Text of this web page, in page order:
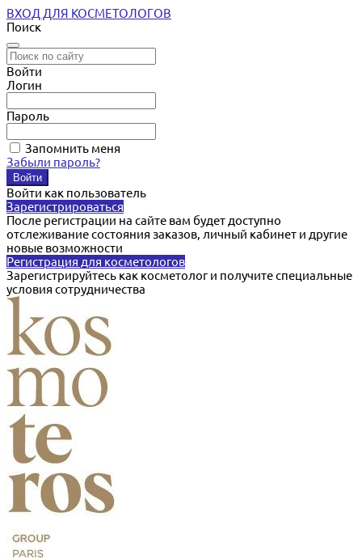
ВХОД ДЛЯ КОСМЕТОЛОГОВ
Поиск
Войти
Логин
Пароль
Запомнить меня
Забыли пароль?
Войти как пользователь
Зарегистрироваться
После регистрации на сайте вам будет доступно
отслеживание состояния заказов, личный кабинет и другие
новые возможности
Регистрация для косметологов
Зарегистрируйтесь как косметолог и получите специальные
условия сотрудничества